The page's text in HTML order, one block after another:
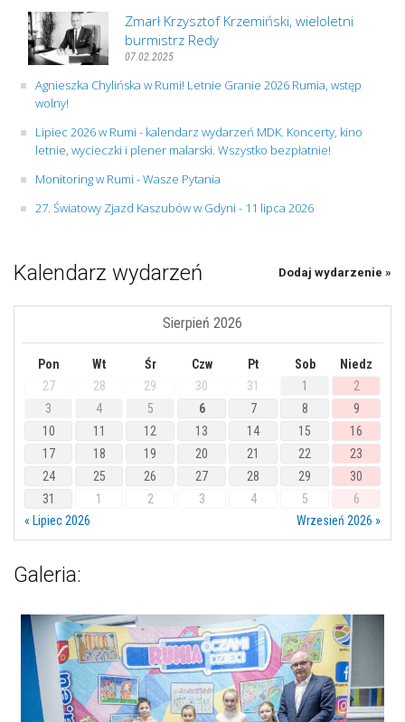
Zmarł Krzysztof Krzemiński, wieloletni
burmistrz Redy
07.02.2025
Agnieszka Chylińska w Rumi! Letnie Granie 2026 Rumia, wstęp
wolny!
Lipiec 2026 w Rumi - kalendarz wydarzeń MDK. Koncerty, kino
letnie, wycieczki i plener malarski. Wszystko bezpłatnie!
Monitoring w Rumi - Wasze Pytania
27. Światowy Zjazd Kaszubów w Gdyni - 11 lipca 2026
Kalendarz wydarzeń Dodaj wydarzenie »
Sierpień 2026
Pon Wt Śr Czw Pt Sob
Niedz
27
28 29 30 31 1
2
3
4 5 6 7 8
9
10
11 12 13 14 15
16
17
18 19 20 21 22
23
24
25 26 27 28 29
30
31
1 2 3 4 5
6
« Lipiec 2026
Wrzesień 2026 »
Galeria: